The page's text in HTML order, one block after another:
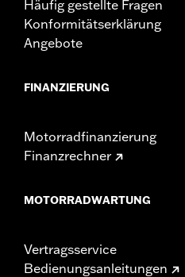
Häufig gestellte Fragen
Konformitätserklärung
Angebote
FINANZIERUNG
Motorradfinanzierung
Finanzrechner
MOTORRADWARTUNG
Vertragsservice
Bedienungsanleitungen